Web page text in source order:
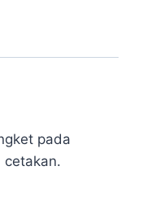
pada
cetakan.